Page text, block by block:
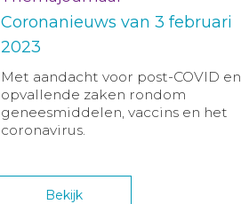
Coronanieuws van 3 februari
2023
Met aandacht voor post-COVID en
opvallende zaken rondom
geneesmiddelen, vaccins en het
coronavirus.
Bekijk